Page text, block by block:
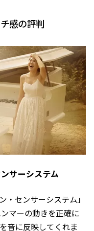
感の評判
サーシステム
・センサーシステム」
マーの動きを正確に
音に反映してくれま